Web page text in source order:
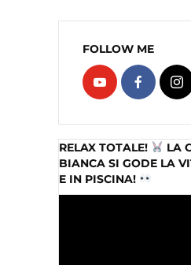
FOLLOW ME
RELAX TOTALE!
LA
BIANCA SI GODE LA
E IN PISCINA!